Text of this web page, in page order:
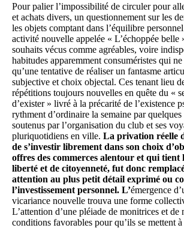
Pour palier l’impossibilité de circuler pour
et achats divers, un questionnement sur les
les objets comptant dans l’équilibre
activité nouvelle appelée « L’échoppée belle
souhaits vécus comme agréables, voire
habitudes apparemment consuméristes qui
qu’une tentative de réaliser un fantasme
subjective et choix objectal. Ces tenant lieu
répétitions toujours nouvelles en quête du «
d’exister » livré à la précarité de l’existence
rythment d’ordinaire la semaine par quelques
soutenus par l’organisation du club et ses
pluriquotidiens en ville. La privation réelle
de s’investir librement dans son choix
offres des commerces alentour et qui tient
liberté et de citoyenneté, fut donc
attention au plus petit détail exprimé ou
l’investissement personnel. L’émergence
vicariance nouvelle trouva une forme
L’attention d’une pléiade de monitrices et de
conditions favorables pour qu’ils se mettent